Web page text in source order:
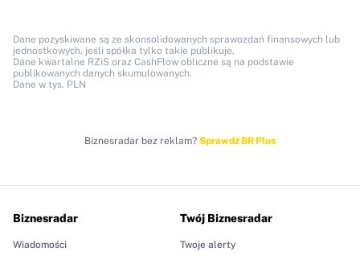
Dane pozyskiwane są ze skonsolidowanych sprawozdań finansowych lub
jednostkowych, jeśli spółka tylko takie publikuje.
Dane kwartalne RZiS oraz CashFlow obliczne są na podstawie
publikowanych danych skumulowanych.
Dane w tys. PLN
Biznesradar bez reklam? Sprawdź BR Plus
Biznesradar
Wiadomości
Twój Biznesradar
Twoje alerty